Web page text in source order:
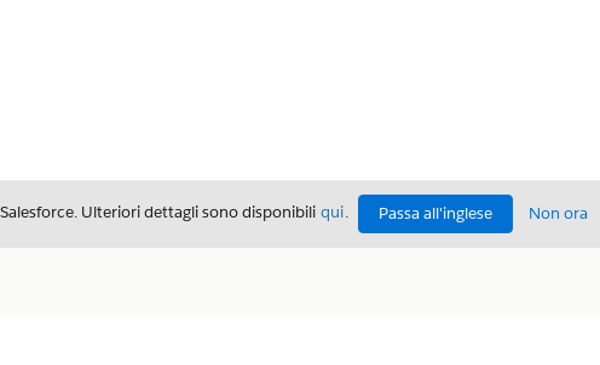
Ulteriori dettagli sono disponibili qui. Passa all'inglese Non ora